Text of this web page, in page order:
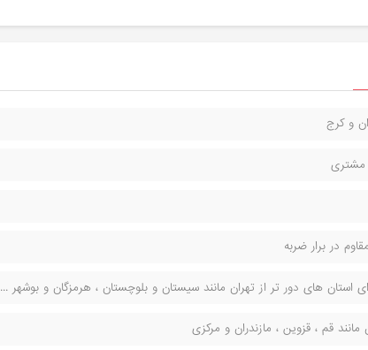
و کرج
مشتری
در برار ضربه
های دور تر از تهران مانند سیستان و بلوچستان ، هرمزگان و بوشهر ...
قم ، قزوین ، مازندران و مرکزی